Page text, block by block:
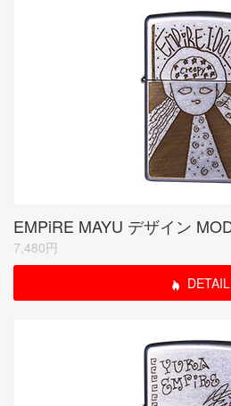
7,480円
DETAIL